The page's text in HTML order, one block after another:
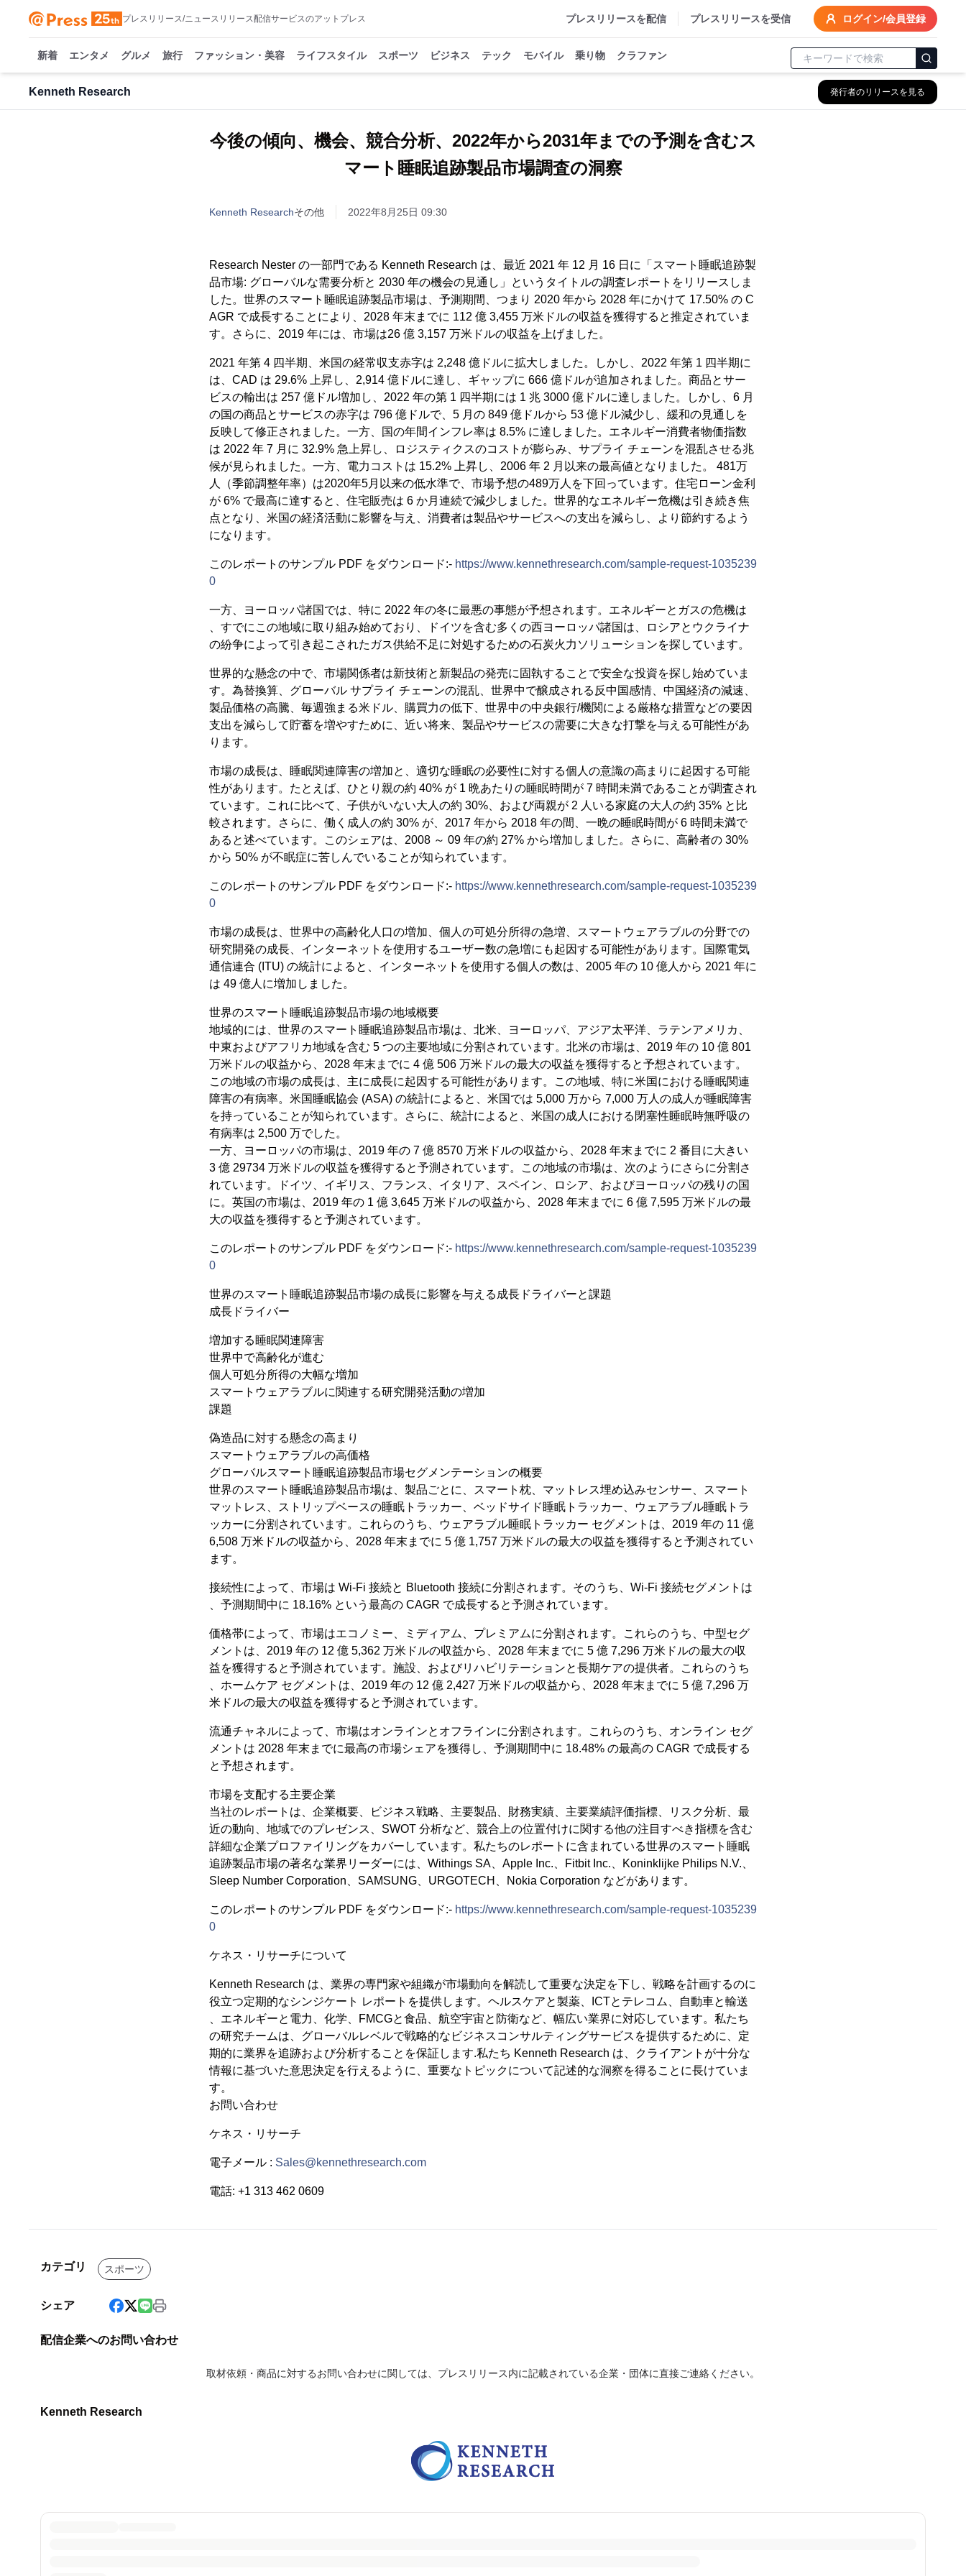
プレスリリース/ニュースリリース配信サービスのアットプレス プレスリリースを配信 プレスリリースを受信 ログイン/会員登録
新着 エンタメ グルメ 旅行 ファッション・美容 ライフスタイル スポーツ ビジネス テック モバイル 乗り物 クラファン
Kenneth Research 発行者のリリースを見る
今後の傾向、機会、競合分析、2022年から2031年までの予測を含むス
マート睡眠追跡製品市場調査の洞察
Kenneth Researchその他 2022年8月25日 09:30
Research Nester の一部門である Kenneth Research は、最近 2021 年 12 月 16 日に「スマート睡眠追跡製
品市場: グローバルな需要分析と 2030 年の機会の見通し」というタイトルの調査レポートをリリースしま
した。世界のスマート睡眠追跡製品市場は、予測期間、つまり 2020 年から 2028 年にかけて 17.50% の C
AGR で成長することにより、2028 年末までに 112 億 3,455 万米ドルの収益を獲得すると推定されていま
す。さらに、2019 年には、市場は26 億 3,157 万米ドルの収益を上げました。
2021 年第 4 四半期、米国の経常収支赤字は 2,248 億ドルに拡大しました。しかし、2022 年第 1 四半期に
は、CAD は 29.6% 上昇し、2,914 億ドルに達し、ギャップに 666 億ドルが追加されました。商品とサー
ビスの輸出は 257 億ドル増加し、2022 年の第 1 四半期には 1 兆 3000 億ドルに達しました。しかし、6 月
の国の商品とサービスの赤字は 796 億ドルで、5 月の 849 億ドルから 53 億ドル減少し、緩和の見通しを
反映して修正されました。一方、国の年間インフレ率は 8.5% に達しました。エネルギー消費者物価指数
は 2022 年 7 月に 32.9% 急上昇し、ロジスティクスのコストが膨らみ、サプライ チェーンを混乱させる兆
候が見られました。一方、電力コストは 15.2% 上昇し、2006 年 2 月以来の最高値となりました。 481万
人（季節調整年率）は2020年5月以来の低水準で、市場予想の489万人を下回っています。住宅ローン金利
が 6% で最高に達すると、住宅販売は 6 か月連続で減少しました。世界的なエネルギー危機は引き続き焦
点となり、米国の経済活動に影響を与え、消費者は製品やサービスへの支出を減らし、より節約するよう
になります。
このレポートのサンプル PDF をダウンロード:- https://www.kennethresearch.com/sample-request-1035239
0
一方、ヨーロッパ諸国では​​、特に 2022 年の冬に最悪の事態が予想されます。エネルギーとガスの危機は
、すでにこの地域に取り組み始めており、ドイツを含む多くの西ヨーロッパ諸国は、ロシアとウクライナ
の紛争によって引き起こされたガス供給不足に対処するための石炭火力ソリューションを探しています。
世界的な懸念の中で、市場関係者は新技術と新製品の発売に固執することで安全な投資を探し始めていま
す。為替換算、グローバル サプライ チェーンの混乱、世界中で醸成される反中国感情、中国経済の減速、
製品価格の高騰、毎週強まる米ドル、購買力の低下、世界中の中央銀行/機関による厳格な措置などの要因
支出を減らして貯蓄を増やすために、近い将来、製品やサービスの需要に大きな打撃を与える可能性があ
ります。
市場の成長は、睡眠関連障害の増加と、適切な睡眠の必要性に対する個人の意識の高まりに起因する可能
性があります。たとえば、ひとり親の約 40% が 1 晩あたりの睡眠時間が 7 時間未満であることが調査され
ています。これに比べて、子供がいない大人の約 30%、および両親が 2 人いる家庭の大人の約 35% と比
較されます。さらに、働く成人の約 30% が、2017 年から 2018 年の間、一晩の睡眠時間が 6 時間未満で
あると述べています。このシェアは、2008 ～ 09 年の約 27% から増加しました。さらに、高齢者の 30%
から 50% が不眠症に苦しんでいることが知られています。
このレポートのサンプル PDF をダウンロード:- https://www.kennethresearch.com/sample-request-1035239
0
市場の成長は、世界中の高齢化人口の増加、個人の可処分所得の急増、スマートウェアラブルの分野での
研究開発の成長、インターネットを使用するユーザー数の急増にも起因する可能性があります。国際電気
通信連合 (ITU) の統計によると、インターネットを使用する個人の数は、2005 年の 10 億人から 2021 年に
は 49 億人に増加しました。
世界のスマート睡眠追跡製品市場の地域概要
地域的には、世界のスマート睡眠追跡製品市場は、北米、ヨーロッパ、アジア太平洋、ラテンアメリカ、
中東およびアフリカ地域を含む 5 つの主要地域に分割されています。北米の市場は、2019 年の 10 億 801
万米ドルの収益から、2028 年末までに 4 億 506 万米ドルの最大の収益を獲得すると予想されています。
この地域の市場の成長は、主に成長に起因する可能性があります。この地域、特に米国における睡眠関連
障害の有病率。米国睡眠協会 (ASA) の統計によると、米国では 5,000 万から 7,000 万人の成人が睡眠障害
を持っていることが知られています。さらに、統計によると、米国の成人における閉塞性睡眠時無呼吸の
有病率は 2,500 万でした。
一方、ヨーロッパの市場は、2019 年の 7 億 8570 万米ドルの収益から、2028 年末までに 2 番目に大きい
3 億 29734 万米ドルの収益を獲得すると予測されています。この地域の市場は、次のようにさらに分割さ
れています。ドイツ、イギリス、フランス、イタリア、スペイン、ロシア、およびヨーロッパの残りの国
に。英国の市場は、2019 年の 1 億 3,645 万米ドルの収益から、2028 年末までに 6 億 7,595 万米ドルの最
大の収益を獲得すると予測されています。
このレポートのサンプル PDF をダウンロード:- https://www.kennethresearch.com/sample-request-1035239
0
世界のスマート睡眠追跡製品市場の成長に影響を与える成長ドライバーと課題
成長ドライバー
増加する睡眠関連障害
世界中で高齢化が進む
個人可処分所得の大幅な増加
スマートウェアラブルに関連する研究開発活動の増加
課題
偽造品に対する懸念の高まり
スマートウェアラブルの高価格
グローバルスマート睡眠追跡製品市場セグメンテーションの概要
世界のスマート睡眠追跡製品市場は、製品ごとに、スマート枕、マットレス埋め込みセンサー、スマート
マットレス、ストリップベースの睡眠トラッカー、ベッドサイド睡眠トラッカー、ウェアラブル睡眠トラ
ッカーに分割されています。これらのうち、ウェアラブル睡眠トラッカー セグメントは、2019 年の 11 億
6,508 万米ドルの収益から、2028 年末までに 5 億 1,757 万米ドルの最大の収益を獲得すると予測されてい
ます。
接続性によって、市場は Wi-Fi 接続と Bluetooth 接続に分割されます。そのうち、Wi-Fi 接続セグメントは
、予測期間中に 18.16% という最高の CAGR で成長すると予測されています。
価格帯によって、市場はエコノミー、ミディアム、プレミアムに分割されます。これらのうち、中型セグ
メントは、2019 年の 12 億 5,362 万米ドルの収益から、2028 年末までに 5 億 7,296 万米ドルの最大の収
益を獲得すると予測されています。施設、およびリハビリテーションと長期ケアの提供者。これらのうち
、ホームケア セグメントは、2019 年の 12 億 2,427 万米ドルの収益から、2028 年末までに 5 億 7,296 万
米ドルの最大の収益を獲得すると予測されています。
流通チャネルによって、市場はオンラインとオフラインに分割されます。これらのうち、オンライン セグ
メントは 2028 年末までに最高の市場シェアを獲得し、予測期間中に 18.48% の最高の CAGR で成長する
と予想されます。
市場を支配する主要企業
当社のレポートは、企業概要、ビジネス戦略、主要製品、財務実績、主要業績評価指標、リスク分析、最
近の動向、地域でのプレゼンス、SWOT 分析など、競合上の位置付けに関する他の注目すべき指標を含む
詳細な企業プロファイリングをカバーしています。私たちのレポートに含まれている世界のスマート睡眠
追跡製品市場の著名な業界リーダーには、Withings SA、Apple Inc.、Fitbit Inc.、Koninklijke Philips N.V.、
Sleep Number Corporation、SAMSUNG、URGOTECH、Nokia Corporation などがあります。
このレポートのサンプル PDF をダウンロード:- https://www.kennethresearch.com/sample-request-1035239
0
ケネス・リサーチについて
Kenneth Research は、業界の専門家や組織が市場動向を解読して重要な決定を下し、戦略を計画するのに
役立つ定期的なシンジケート レポートを提供します。ヘルスケアと製薬、ICTとテレコム、自動車と輸送
、エネルギーと電力、化学、FMCGと食品、航空宇宙と防衛など、幅広い業界に対応しています。私たち
の研究チームは、グローバルレベルで戦略的なビジネスコンサルティングサービスを提供するために、定
期的に業界を追跡および分析することを保証します.私たち Kenneth Research は、クライアントが十分な
情報に基づいた意思決定を行えるように、重要なトピックについて記述的な洞察を得ることに長けていま
す。
お問い合わせ
ケネス・リサーチ
電子メール : Sales@kennethresearch.com
電話: +1 313 462 0609
カテゴリ スポーツ
シェア
配信企業へのお問い合わせ
取材依頼・商品に対するお問い合わせに関しては、プレスリリース内に記載されている企業・団体に直接ご連絡ください。
Kenneth Research